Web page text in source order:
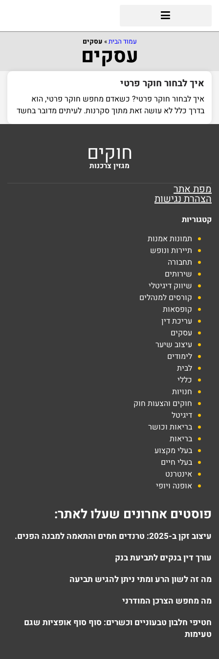
עמוד הבית» עסקים
עסקים
איך לבחור חוקר פרטי
איך לבחור חוקר פרטי? כשאדם מחפש חוקר פרטי, הוא
בדרך כלל לא עושה זאת מתוך סקרנות. לעיתים מדובר בחשד
חוקים
מגזין צרכנות
מפת אתר
הצהרת נגישות
קטגוריות
תמונות אמנות
תיירות ונופש
תחבורה
שירותים
שיווק דיגיטלי
קורסים למנהלים
קופסאות
עריכת דין
עסקים
עיצוב שיער
לימודים
לבית
כללי
חנויות
חוקים והצעות חוק
דיגיטל
בריאות וכושר
בריאות
בעלי מקצוע
בעלי חיים
אינטרנט
אופנה ויופי
פוסטים אחרונים שעלו לאתר:
עיצוב זקן ב-2025: טרנדים חמים והתאמה למבנה הפנים.
עורך דין בנקים לתביעת בנק
מה זה לשון הרע ומתי ניתן להגיש תביעה
מה מחפש הצרכן המודרני
חטיפי חלבון טבעוניים וכשרים: סוף סוף אופציות שגם
טעימות